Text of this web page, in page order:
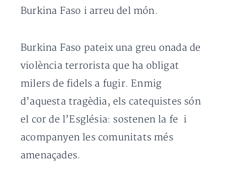
Burkina Faso i arreu del món.
Burkina Faso pateix una greu onada de
violència terrorista que ha obligat
milers de fidels a fugir. Enmig
d’aquesta tragèdia, els catequistes són
el cor de l’Església: sostenen la fe i
acompanyen les comunitats més
amenaçades.